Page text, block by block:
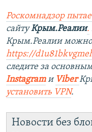
Роскомнадзор
сайтуКрым.Реалии.
Крым.Реалии
https://
следите за
Instagramи Viber
установить VPN.
Новости без